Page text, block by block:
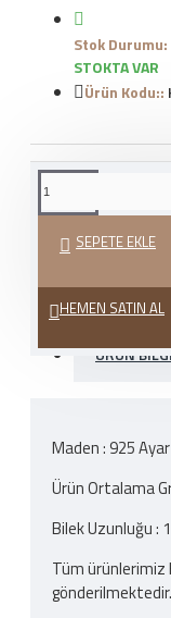
Stok Durumu:
STOKTA VAR
Ürün Kodu::
SEPETE EKLE
HEMEN SATIN AL
VER
HEDIYE PAKETI
ÜRÜN
Maden : 925
Ürün Ortalama
Bilek Uzunluğu :
Tüm ürünlerimiz
gönderilmektedir.